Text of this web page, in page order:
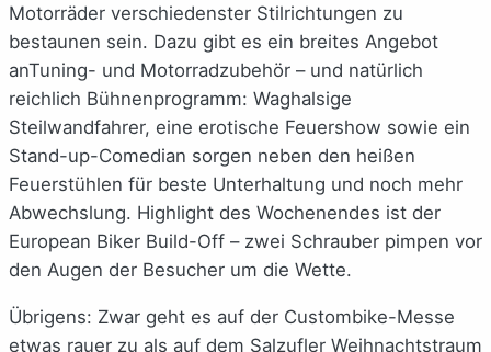
Motorräder verschiedenster Stilrichtungen zu
bestaunen sein. Dazu gibt es ein breites Angebot
anTuning- und Motorradzubehör – und natürlich
reichlich Bühnenprogramm: Waghalsige
Steilwandfahrer, eine erotische Feuershow sowie ein
Stand-up-Comedian sorgen neben den heißen
Feuerstühlen für beste Unterhaltung und noch mehr
Abwechslung. Highlight des Wochenendes ist der
European Biker Build-Off – zwei Schrauber pimpen vor
den Augen der Besucher um die Wette.
Übrigens: Zwar geht es auf der Custombike-Messe
etwas rauer zu als auf dem Salzufler Weihnachtstraum